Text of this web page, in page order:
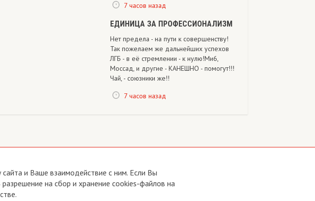
7 часов назад
ЕДИНИЦА ЗА ПРОФЕССИОНАЛИЗМ
Нет предела - на пути к совершенству!
Так пожелаем же дальнейших успехов
ЛГБ - в её стремлении - к нулю!Ми6,
Моссад, и другие - КАНЕШНО - помогут!!!
Чай, - союзники же!!
7 часов назад
связь c членами клуба
и Ваше взаимодействие с ним. Если Вы
на сбор и хранение cookies-файлов на